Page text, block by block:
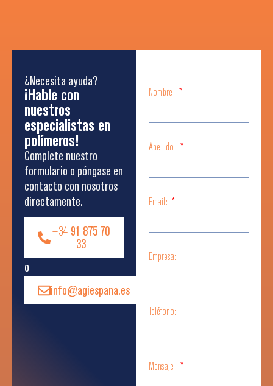
¿Necesita ayuda?
¡Hable con
nuestros
especialistas en
polímeros!
Complete nuestro
formulario o póngase en
contacto con nosotros
directamente.
+34 91 875 70
33
o
info@agiespana.es
Nombre:
Apellido:
Email:
Empresa:
Teléfono:
Mensaje: